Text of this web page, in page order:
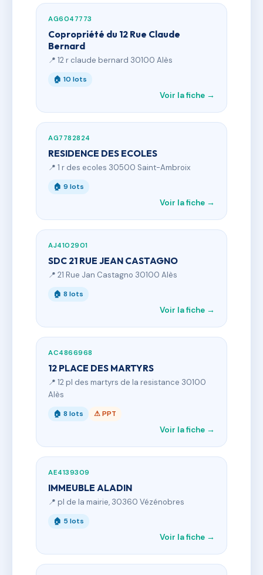
AG6047773
Copropriété du 12 Rue Claude
Bernard
📍 12 r claude bernard 30100 Alès
🏠 10 lots
Voir la fiche →
AG7782824
RESIDENCE DES ECOLES
📍 1 r des ecoles 30500 Saint-Ambroix
🏠 9 lots
Voir la fiche →
AJ4102901
SDC 21 RUE JEAN CASTAGNO
📍 21 Rue Jan Castagno 30100 Alès
🏠 8 lots
Voir la fiche →
AC4866968
12 PLACE DES MARTYRS
📍 12 pl des martyrs de la resistance 30100
Alès
🏠 8 lots ⚠ PPT
Voir la fiche →
AE4139309
IMMEUBLE ALADIN
📍 pl de la mairie, 30360 Vézénobres
🏠 5 lots
Voir la fiche →